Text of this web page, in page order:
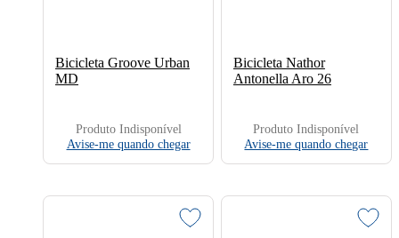
Bicicleta Groove Urban
MD
Produto Indisponível
Avise-me quando chegar
Bicicleta Nathor
Antonella Aro 26
Produto Indisponível
Avise-me quando chegar